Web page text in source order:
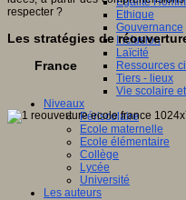
Ethique
Gouvernance
Inclusion
Laïcité
Ressources
Tiers - lieux
Vie scolaire
Niveaux
Périscolaire
Ecole maternelle
Ecole élémentaire
Collège
Lycée
Université
Les auteurs
respecter ?
Les stratégies de
France